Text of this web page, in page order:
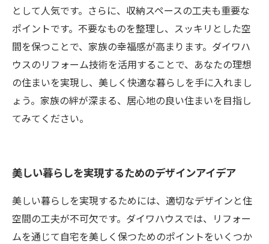
として人気です。さらに、収納スペースの工夫も重要な
ポイントです。不要なものを整理し、スッキリとした空
間を保つことで、家族の幸福感が高まります。ダイワハ
ウスのリフォーム技術を活用することで、あなたの理想
の住まいを実現し、美しく快適な暮らしを手に入れまし
ょう。家族の絆が深まる、居心地の良い住まいを目指し
てみてください。
美しい暮らしを実現するためのデザインアイデア
美しい暮らしを実現するためには、適切なデザインと住
空間の工夫が不可欠です。ダイワハウスでは、リフォー
ムを通じて自宅を美しく保つためのポイントをいくつか